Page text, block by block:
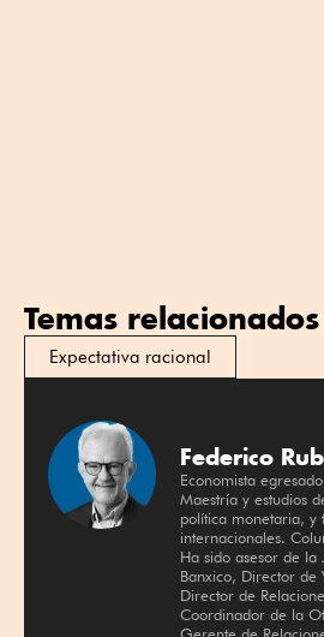
Temas relacionados
Expectativa racional
Federico
Economista
Maestría y estudios
política monetaria, y
internacionales.
Ha sido asesor de
Banxico, Director de
Director de
Coordinador de la